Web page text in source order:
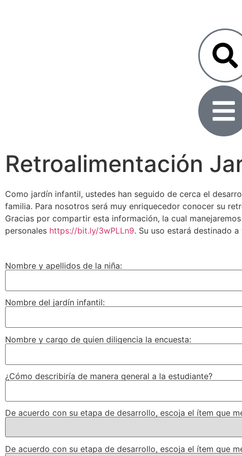
Retroalimentación
Como jardín infantil, ustedes han seguido de cerca el
familia. Para nosotros será muy enriquecedor conocer su
Gracias por compartir esta información, la cual
personales https://bit.ly/3wPLLn9. Su uso estará destinado
Nombre y apellidos de la niña:
Nombre del jardín infantil:
Nombre y cargo de quien diligencia la encuesta:
¿Cómo describiría de manera general a la estudiante?
De acuerdo con su etapa de desarrollo, escoja el ítem que
De acuerdo con su etapa de desarrollo, escoja el ítem que